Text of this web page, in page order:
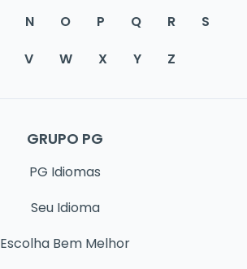
N O P Q R
S
V W X Y Z
GRUPO PG
PG Idiomas
Seu Idioma
Escolha Bem Melhor